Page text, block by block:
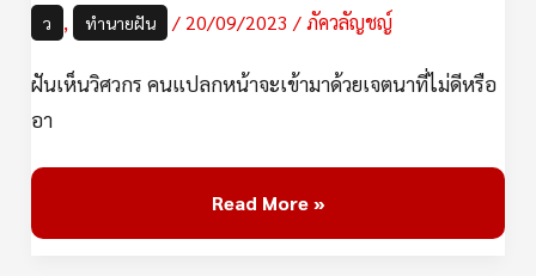
ว , ทำนายฝัน /20/09/2023/ภัควลัญชญ์
ฝันเห็นวิศวกร คนแปลกหน้าจะเข้ามาด้วยเจตนาที่ไม่ดีหรือ
อา
Read More »